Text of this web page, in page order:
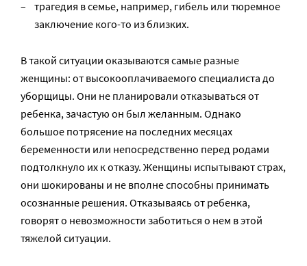
трагедия в семье, например, гибель или тюремное
заключение кого-то из близких.
В такой ситуации оказываются самые разные
женщины: от высокооплачиваемого специалиста до
уборщицы. Они не планировали отказываться от
ребенка, зачастую он был желанным. Однако
большое потрясение на последних месяцах
беременности или непосредственно перед родами
подтолкнуло их к отказу. Женщины испытывают страх,
они шокированы и не вполне способны принимать
осознанные решения. Отказываясь от ребенка,
говорят о невозможности заботиться о нем в этой
тяжелой ситуации.